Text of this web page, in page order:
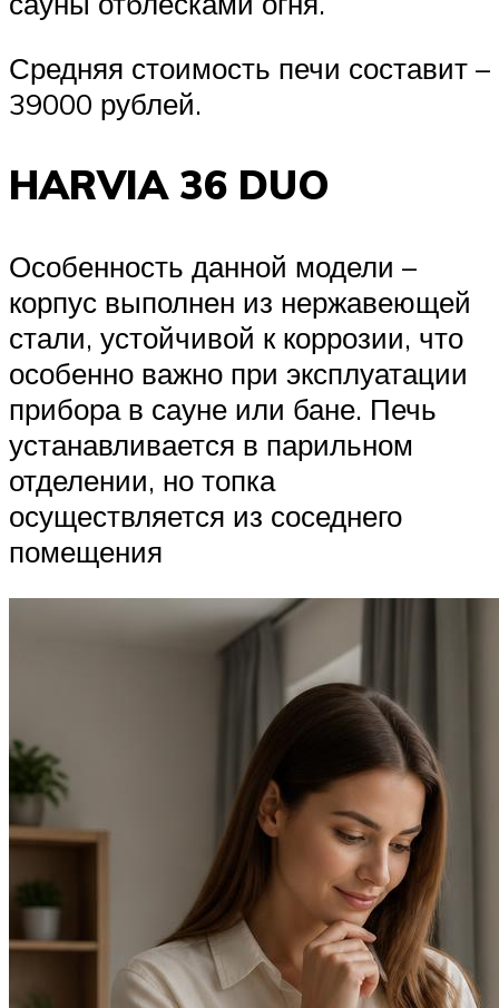
Средняя стоимость печи составит –
39000 рублей.
HARVIA 36 DUO
Особенность данной модели –
корпус выполнен из нержавеющей
стали, устойчивой к коррозии, что
особенно важно при эксплуатации
прибора в сауне или бане. Печь
устанавливается в парильном
отделении, но топка
осуществляется из соседнего
помещения